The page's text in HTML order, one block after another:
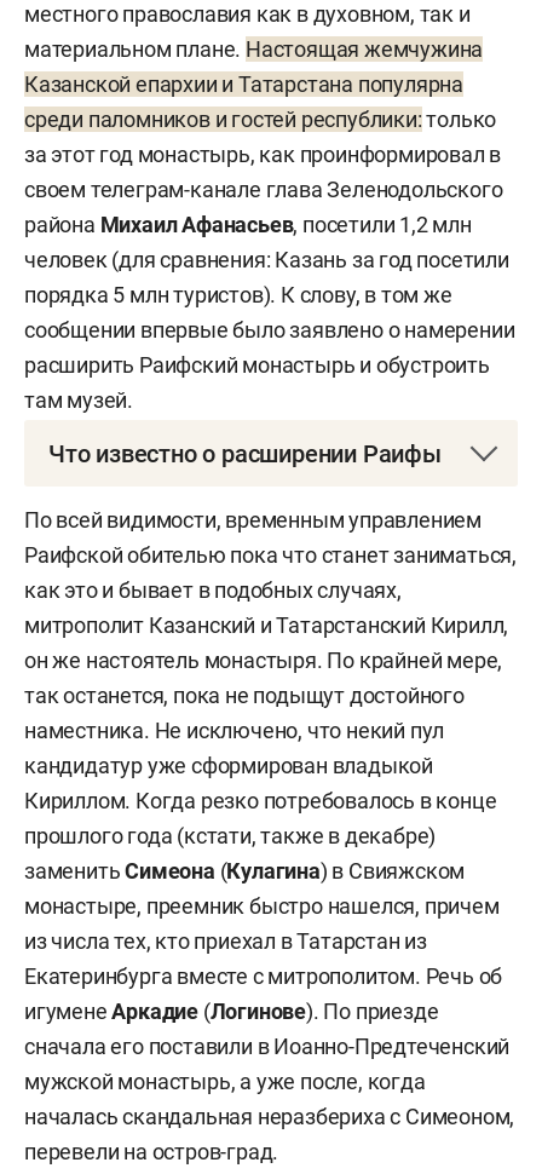
местного православия как в духовном, так и
материальном плане. Настоящая жемчужина
Казанской епархии и Татарстана популярна
среди паломников и гостей республики:только
за этот год монастырь, как проинформировал в
своем телеграм-канале глава Зеленодольского
района Михаил Афанасьев, посетили 1,2 млн
человек (для сравнения: Казань за год посетили
порядка 5 млн туристов). К слову, в том же
сообщении впервые было заявлено о намерении
расширить Раифский монастырь и обустроить
там музей.
Что известно о расширении Раифы
планы по расширению территории святыни до
ее исторических границ начала XX века с
музейным комплексом истории российского
государства начиная с VIII века», —
сообщил
Афанасьев в своем телеграм-канале. Другие
детали о расширении и будущем музее он не
Однако уточнил, что проект ведет зеленодолец
предпринимательТимур Егоров. Речь о 34-
летнем владельце группы компаний «Мир». В
октябре 2022 года «БИЗНЕС Online» подробно
рассказывал о бизнесмене и его фирме. Прямо
сейчас компания строит на границе
Зеленодольска жилой комплекс на 17 домов
комфорт-класса от 7 до 9 этажей жилой
площадью 135 тыс. кв. метров.
Параллельно предприятие ведет проекты
По всей видимости, временным управлением
Раифской обителью пока что станет заниматься,
как это и бывает в подобных случаях,
митрополит Казанский и Татарстанский Кирилл,
он же настоятель монастыря. По крайней мере,
так останется, пока не подыщут достойного
наместника. Не исключено, что некий пул
кандидатур уже сформирован владыкой
Кириллом. Когда резко потребовалось в конце
прошлого года (кстати, также в декабре)
заменитьСимеона (Кулагина) в Свияжском
монастыре, преемник быстро нашелся, причем
из числа тех, кто приехал в Татарстан из
Екатеринбурга вместе с митрополитом. Речь об
игуменеАркадие (Логинове). По приезде
сначала его поставили в Иоанно-Предтеченский
мужской монастырь, а уже после, когда
началась скандальная неразбериха с Симеоном,
перевели на остров-град.